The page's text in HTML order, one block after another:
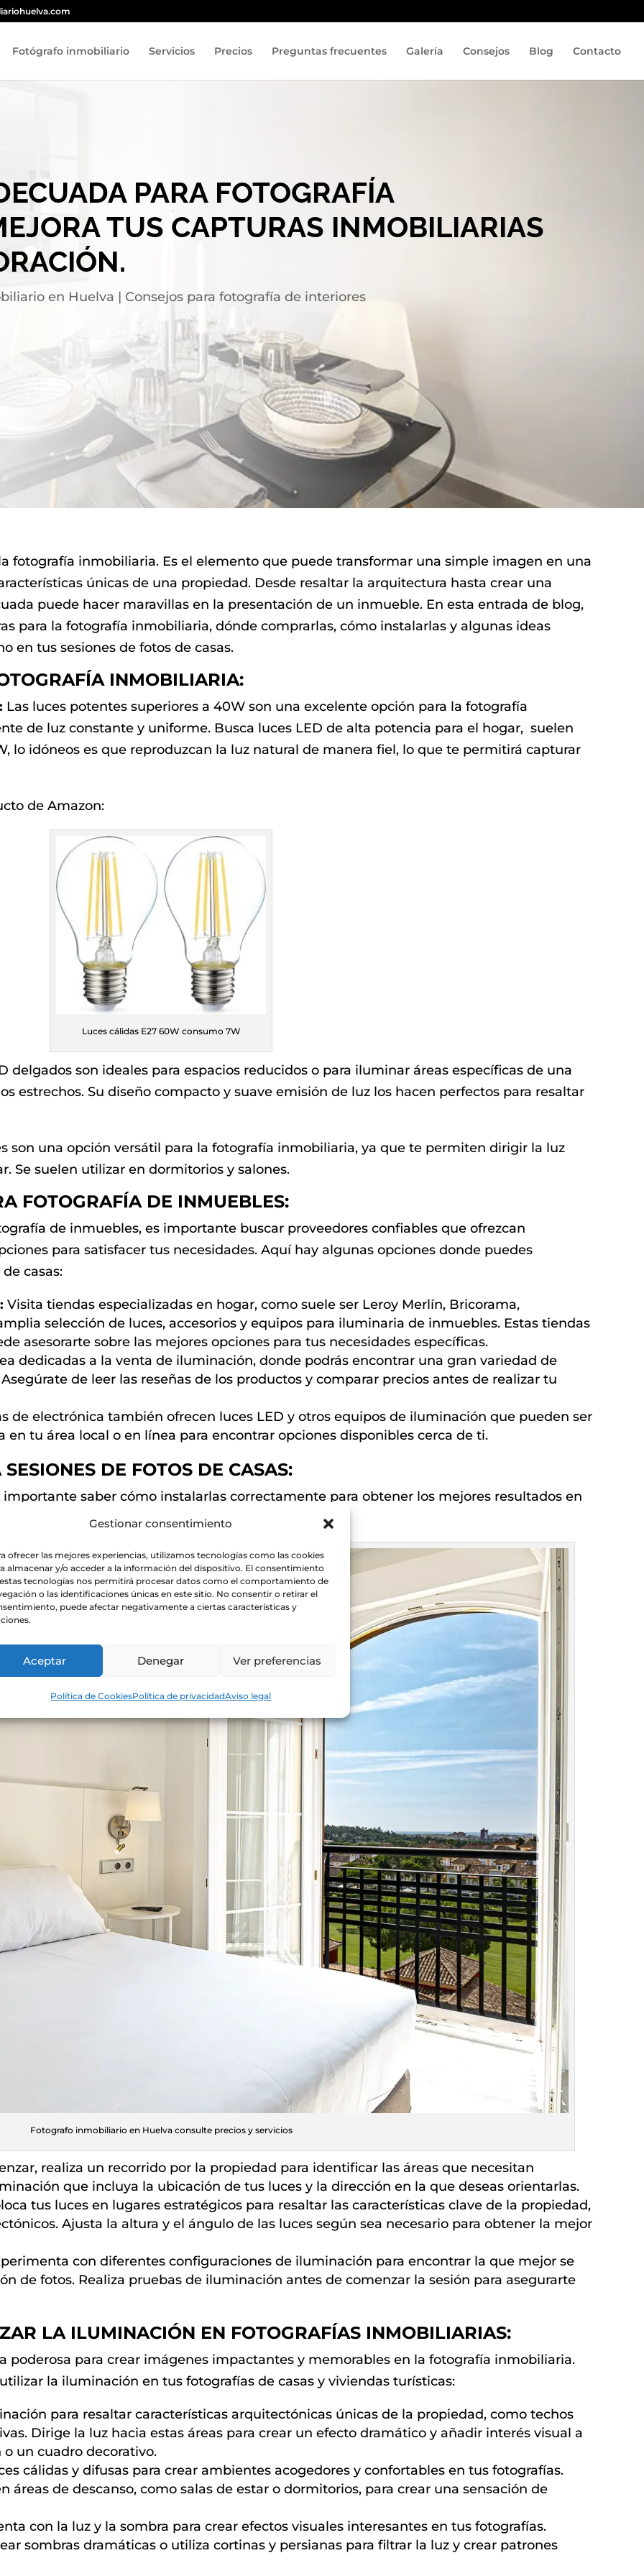
Gestionar consentimiento
ofrecer las mejores experiencias, utilizamos tecnologías como las cookies
almacenar y/o acceder a la información del dispositivo. El consentimiento
tecnologías nos permitirá procesar datos como el comportamiento de
o las identificaciones únicas en este sitio. No consentir o retirar el
puede afectar negativamente a ciertas características y
Aceptar Denegar Ver preferencias
Política de CookiesPolítica de privacidadAviso legal
Fotógrafo inmobiliario Servicios Precios Preguntas frecuentes Galería Consejos Blog Contacto
PARA FOTOGRAFÍA
TUS CAPTURAS INMOBILIARIAS
en Huelva | Consejos para fotografía de interiores
fotografía inmobiliaria. Es el elemento que puede transformar una simple imagen en una
únicas de una propiedad. Desde resaltar la arquitectura hasta crear una
puede hacer maravillas en la presentación de un inmueble. En esta entrada de blog,
para la fotografía inmobiliaria, dónde comprarlas, cómo instalarlas y algunas ideas
en tus sesiones de fotos de casas.
INMOBILIARIA:
Las luces potentes superiores a 40W son una excelente opción para la fotografía
de luz constante y uniforme. Busca luces LED de alta potencia para el hogar, suelen
lo idóneos es que reproduzcan la luz natural de manera fiel, lo que te permitirá capturar
de Amazon:
Luces cálidas E27 60W consumo 7W
delgados son ideales para espacios reducidos o para iluminar áreas específicas de una
estrechos. Su diseño compacto y suave emisión de luz los hacen perfectos para resaltar
son una opción versátil para la fotografía inmobiliaria, ya que te permiten dirigir la luz
Se suelen utilizar en dormitorios y salones.
FOTOGRAFÍA DE INMUEBLES:
de inmuebles, es importante buscar proveedores confiables que ofrezcan
para satisfacer tus necesidades. Aquí hay algunas opciones donde puedes
casas:
Visita tiendas especializadas en hogar, como suele ser Leroy Merlín, Bricorama,
selección de luces, accesorios y equipos para iluminaria de inmuebles. Estas tiendas
asesorarte sobre las mejores opciones para tus necesidades específicas.
dedicadas a la venta de iluminación, donde podrás encontrar una gran variedad de
de leer las reseñas de los productos y comparar precios antes de realizar tu
de electrónica también ofrecen luces LED y otros equipos de iluminación que pueden ser
tu área local o en línea para encontrar opciones disponibles cerca de ti.
DE FOTOS DE CASAS:
saber cómo instalarlas correctamente para obtener los mejores resultados en
para instalar luces de manera efectiva:
Fotografo inmobiliario en Huelva consulte precios y servicios
realiza un recorrido por la propiedad para identificar las áreas que necesitan
que incluya la ubicación de tus luces y la dirección en la que deseas orientarlas.
tus luces en lugares estratégicos para resaltar las características clave de la propiedad,
Ajusta la altura y el ángulo de las luces según sea necesario para obtener la mejor
con diferentes configuraciones de iluminación para encontrar la que mejor se
de fotos. Realiza pruebas de iluminación antes de comenzar la sesión para asegurarte
LA ILUMINACIÓN EN FOTOGRAFÍAS INMOBILIARIAS:
para crear imágenes impactantes y memorables en la fotografía inmobiliaria.
la iluminación en tus fotografías de casas y viviendas turísticas:
para resaltar características arquitectónicas únicas de la propiedad, como techos
Dirige la luz hacia estas áreas para crear un efecto dramático y añadir interés visual a
un cuadro decorativo.
cálidas y difusas para crear ambientes acogedores y confortables en tus fotografías.
áreas de descanso, como salas de estar o dormitorios, para crear una sensación de
con la luz y la sombra para crear efectos visuales interesantes en tus fotografías.
sombras dramáticas o utiliza cortinas y persianas para filtrar la luz y crear patrones